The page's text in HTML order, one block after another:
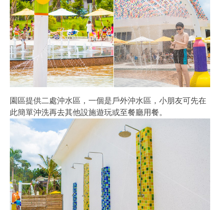
園區提供二處沖水區，一個是戶外沖水區，小朋友可先在
此簡單沖洗再去其他設施遊玩或至餐廳用餐。